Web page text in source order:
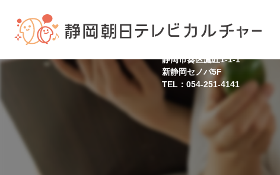
静岡スクール
静岡市葵区鷹匠1-1-1
新静岡セノバ5F
TEL：054-251-4141